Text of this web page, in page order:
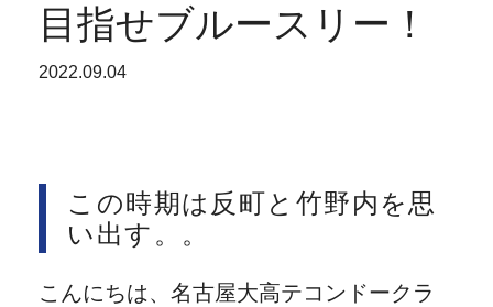
目指せブルースリー！
2022.09.04
この時期は反町と竹野内を思
い出す。。
こんにちは、名古屋大高テコンドークラ